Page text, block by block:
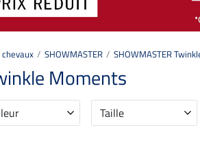
SHOWMASTER SHOWMASTER
Moments
Taille